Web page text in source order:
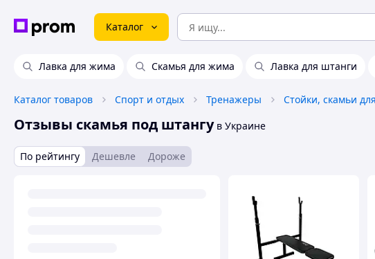
Каталог
Лавка для жима Скамья для жима Лавка для штанги
Каталог товаров Спорт и отдых Тренажеры
Отзывы скамья под штангув Украине
По рейтингу Дешевле Дороже